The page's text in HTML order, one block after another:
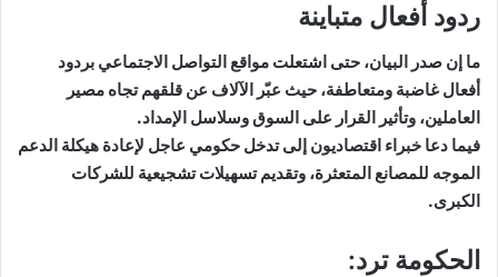
ردود أفعال متباينة
ما إن صدر البيان، حتى اشتعلت مواقع التواصل الاجتماعي بردود
أفعال غاضبة ومتعاطفة، حيث عبّر الآلاف عن قلقهم تجاه مصير
العاملين، وتأثير القرار على السوق وسلاسل الإمداد.
فيما دعا خبراء اقتصاديون إلى تدخل حكومي عاجل لإعادة هيكلة الدعم
الموجه للمصانع المتعثرة، وتقديم تسهيلات تشجيعية للشركات
الكبرى.
الحكومة ترد: